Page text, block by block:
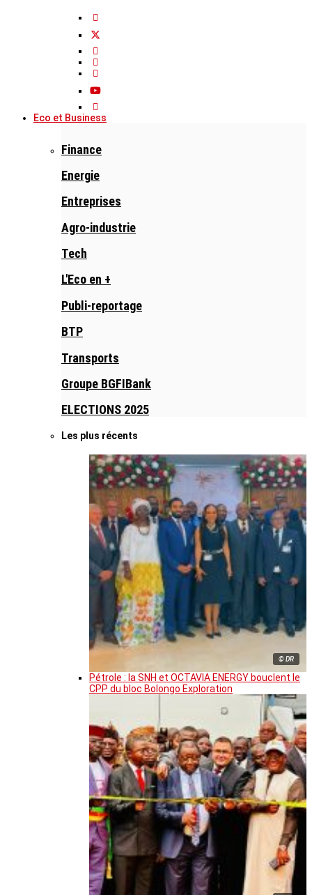
Eco et Business
Finance
Energie
Entreprises
Agro-industrie
Tech
L'Eco en +
Publi-reportage
BTP
Transports
Groupe BGFIBank
ELECTIONS 2025
Les plus récents
© DR
Pétrole : la SNH et OCTAVIA ENERGY bouclent le
CPP du bloc Bolongo Exploration